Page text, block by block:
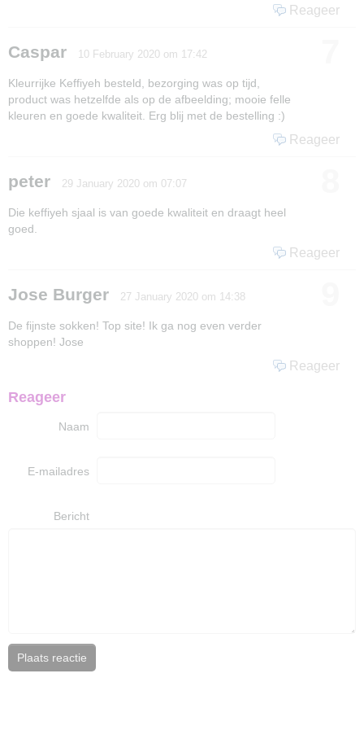
Reageer
Caspar 10 February 2020 om 17:42
Kleurrijke Keffiyeh besteld, bezorging was op tijd,
product was hetzelfde als op de afbeelding; mooie felle
kleuren en goede kwaliteit. Erg blij met de bestelling :)
Reageer
peter 29 January 2020 om 07:07
Die keffiyeh sjaal is van goede kwaliteit en draagt heel
goed.
Reageer
Jose Burger 27 January 2020 om 14:38
De fijnste sokken! Top site! Ik ga nog even verder
shoppen! Jose
Reageer
Reageer
Naam
E-mailadres
Bericht
Plaats reactie